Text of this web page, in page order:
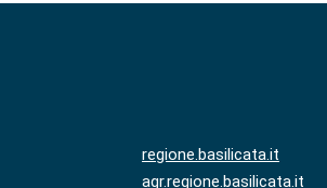
regione.basilicata.it
agr.regione.basilicata.it